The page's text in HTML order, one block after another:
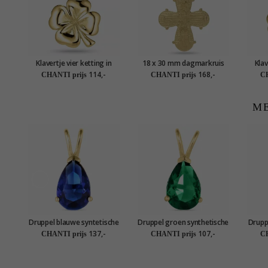
Klavertje vier ketting in
verguld sterlingzilver met
hanger in verguld
CHANTI prijs 114,-
18 x 30 mm dagmarkruis
hanger met ketting in
verguld sterlingzilver met
CHANTI prijs 168,-
Druppel blauwe syntetische
saffier hanger in 14 karaat
goud - Gold Collection
CHANTI prijs 137,-
Druppel groen synthetische
smaragd hanger in 9 karaat
goud - Gold Collection
CHANTI prijs 107,-